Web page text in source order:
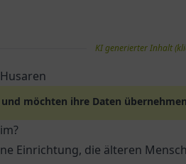
KI generierter Inhalt
möchten ihre Daten
Einrichtung, die älteren